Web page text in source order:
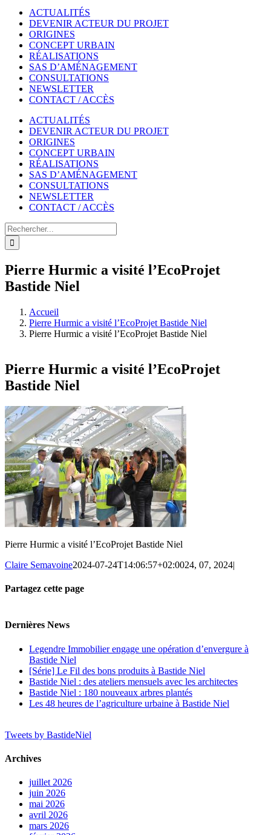
ACTUALITÉS
DEVENIR ACTEUR DU PROJET
ORIGINES
CONCEPT URBAIN
RÉALISATIONS
SAS D’AMÉNAGEMENT
CONSULTATIONS
NEWSLETTER
CONTACT / ACCÈS
ACTUALITÉS
DEVENIR ACTEUR DU PROJET
ORIGINES
CONCEPT URBAIN
RÉALISATIONS
SAS D’AMÉNAGEMENT
CONSULTATIONS
NEWSLETTER
CONTACT / ACCÈS
Rechercher
Pierre Hurmic a visité l’EcoProjet
Bastide Niel
Accueil
Pierre Hurmic a visité l’EcoProjet Bastide Niel
Pierre Hurmic a visité l’EcoProjet Bastide Niel
Pierre Hurmic a visité l’EcoProjet
Bastide Niel
Pierre Hurmic a visité l’EcoProjet Bastide Niel
Claire Semavoine2024-07-24T14:06:57+02:0024, 07, 2024|
Partagez cette page
Dernières News
Legendre Immobilier engage une opération d’envergure à
Bastide Niel
[Série] Le Fil des bons produits à Bastide Niel
Bastide Niel : des ateliers mensuels avec les architectes
Bastide Niel : 180 nouveaux arbres plantés
Les 48 heures de l’agriculture urbaine à Bastide Niel
Tweets by BastideNiel
Archives
juillet 2026
juin 2026
mai 2026
avril 2026
mars 2026